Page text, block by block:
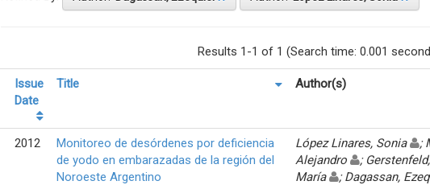
Results 1-1 of 1 (Search time: 0.001
Issue
Date
Title Author(s)
2012
Monitoreo de desórdenes por deficiencia
de yodo en embarazadas de la región del
Noroeste Argentino
López Linares, Sonia ;
Alejandro
;
María
; Dagassan,